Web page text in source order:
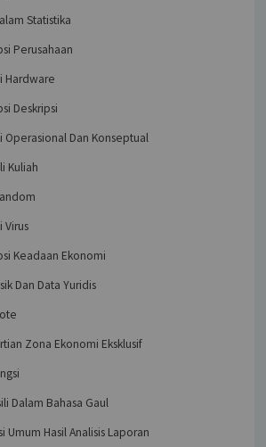
Statistika
Perusahaan
Hardware
Deskripsi
Operasional Dan Konseptual
Kuliah
Virus
Keadaan Ekonomi
Dan Data Yuridis
Zona Ekonomi Eksklusif
Dalam Bahasa Gaul
Umum Hasil Analisis Laporan